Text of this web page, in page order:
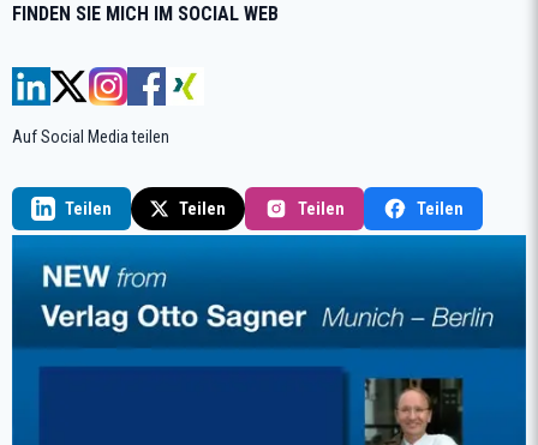
FINDEN SIE MICH IM SOCIAL WEB
Auf Social Media teilen
Teilen Teilen Teilen Teilen